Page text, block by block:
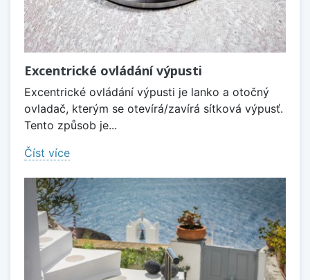
Excentrické ovládání výpusti
Excentrické ovládání výpusti je lanko a otočný
ovladač, kterým se otevírá/zavírá sítková výpusť.
Tento způsob je...
Číst více